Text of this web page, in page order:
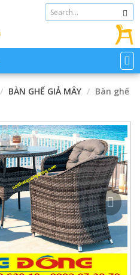
BÀN GHẾ GIẢ MÂY
Bàn ghế